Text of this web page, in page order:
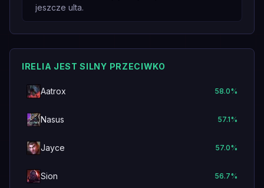
jeszcze ulta.
IRELIA JEST SILNY PRZECIWKO
Aatrox 58.0%
Nasus 57.1%
Jayce 57.0%
Sion 56.7%